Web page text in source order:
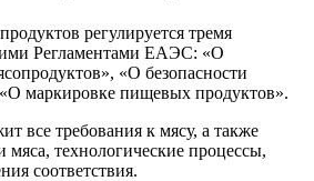
регулируется тремя
Регламентами ЕАЭС: «О
«О безопасности
маркировке пищевых продуктов».
все требования к мясу, а также
мяса, технологические процессы,
соответствия.